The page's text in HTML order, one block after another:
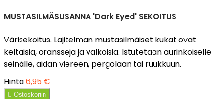
MUSTASILMÄSUSANNA 'Dark Eyed' SEKOITUS
Värisekoitus. Lajitelman mustasilmäiset kukat ovat
keltaisia, oransseja ja valkoisia. Istutetaan aurinkoiselle
seinälle, aidan viereen, pergolaan tai ruukkuun.
Hinta6,95 €
 Ostoskoriin